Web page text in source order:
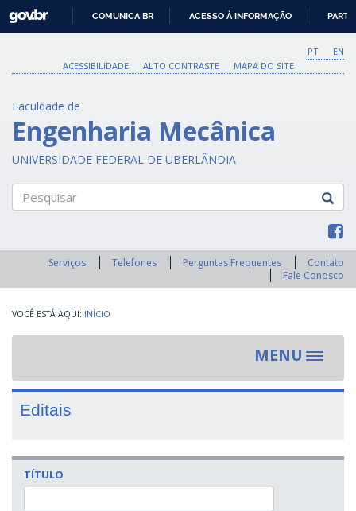
O
CONTEÚDO
GOVBR
COMUNICA BR ACESSO À INFORMAÇÃO
PT
EN
ACESSIBILIDADE
ALTO CONTRASTE MAPA DO SITE
Faculdade de
Engenharia Mecânica
UNIVERSIDADE FEDERAL DE UBERLÂNDIA
Serviços Telefones Perguntas Frequentes
Contato
Fale Conosco
INÍCIO
MENU
Toggle
Editais
TÍTULO